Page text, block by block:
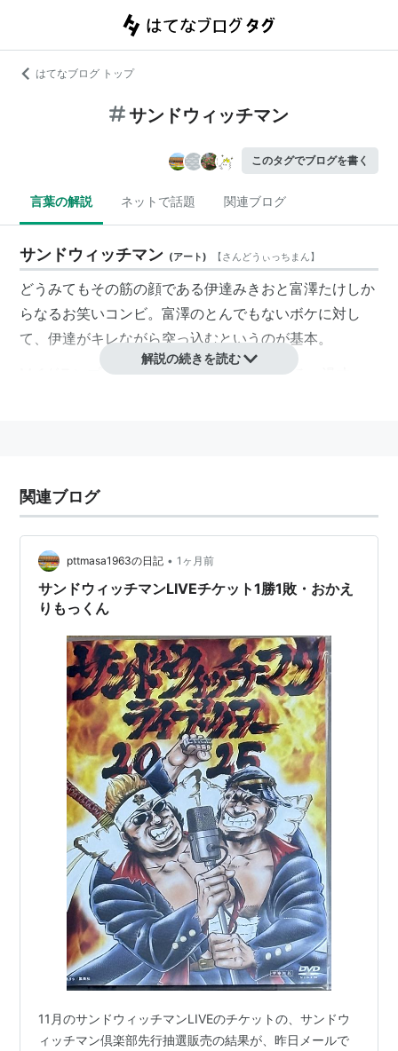
はてなブログ トップ
サンドウィッチマン
このタグでブログを書く
言葉の解説 ネットで話題 関連ブログ
サンドウィッチマン (アート) 【さんどうぃっちまん】
どうみてもその筋の顔である伊達みきおと富澤たけしか
らなるお笑いコンビ。富澤のとんでもないボケに対し
て、伊達がキレながら突っ込むというのが基本。
M-1グランプリ2005で準決勝に進出している。漫才、
まねコントを野村克也本人と披露し、伊達のものまねが
野村本人から好評価を得た。
リスト::お笑い関連
解説の続きを読む
関連ブログ
pttmasa1963の日記 • 1ヶ月前
サンドウィッチマンLIVEチケット1勝1敗・おかえ
りもっくん
11月のサンドウィッチマンLIVEのチケットの、サンドウ
ィッチマン倶楽部先行抽選販売の結果が、昨日メールで